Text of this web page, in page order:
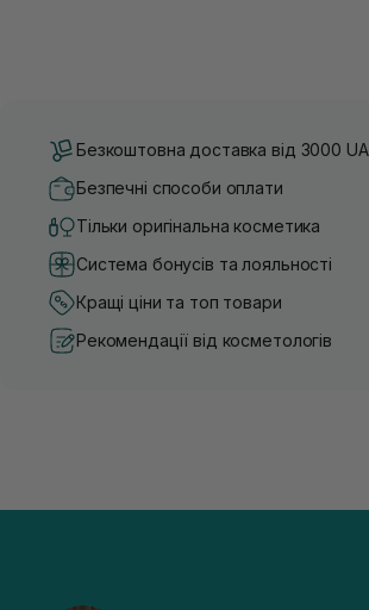
Безкоштовна доставка від 3000
Безпечні способи оплати
Тільки оригінальна косметика
Система бонусів та лояльності
Кращі ціни та топ товари
Рекомендації від косметологів